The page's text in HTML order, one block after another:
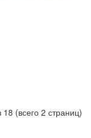
(всего 2 страниц)